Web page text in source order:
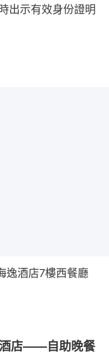
出示有效身份證明
逸酒店7樓西餐廳
酒店——自助晚餐